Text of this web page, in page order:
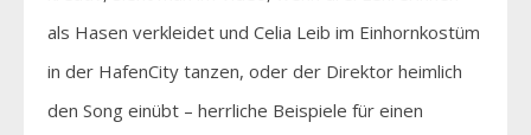
als Hasen verkleidet und Celia Leib im Einhornkostüm
in der HafenCity tanzen, oder der Direktor heimlich
den Song einübt – herrliche Beispiele für einen